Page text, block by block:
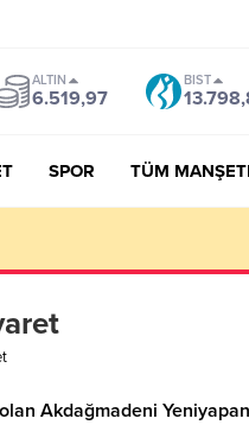
ALTIN
6.519,97
BIST
SPOR TÜM
Akdağmadeni